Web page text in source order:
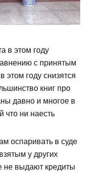
в этом году
с принятым
году снизятся
книг про
давно и многое в
что ни наесть
оспаривать в суде
у других
не выдают кредиты